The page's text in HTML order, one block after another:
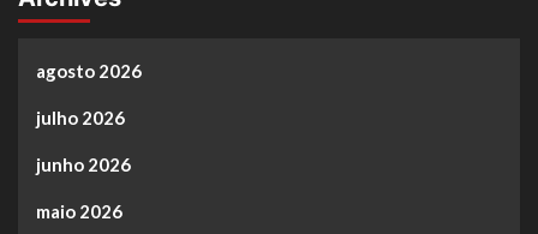
agosto 2026
julho 2026
junho 2026
maio 2026